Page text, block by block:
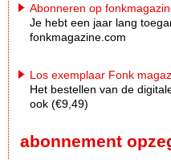
Abonneren op
Je hebt een jaar lang
fonkmagazine.com
Los exemplaar Fonk
Het bestellen van de
ook (€9,49)
abonnement